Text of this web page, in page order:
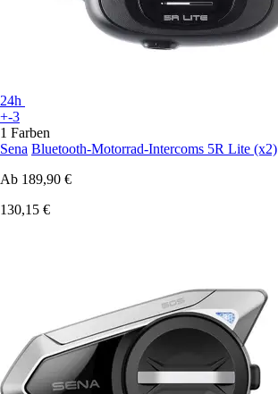
24h
+-3
1 Farben
Sena Bluetooth-Motorrad-Intercoms 5R Lite (x2)
Ab 189,90 €
130,15 €